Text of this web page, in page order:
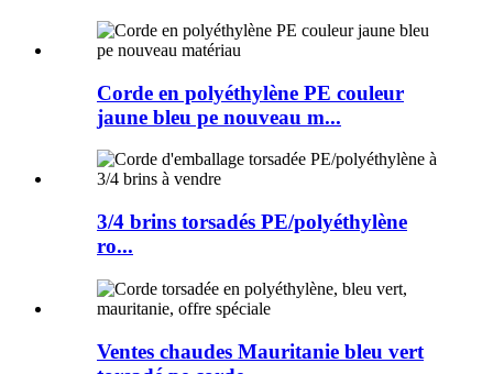
Corde en polyéthylène PE couleur
jaune bleu pe nouveau m...
3/4 brins torsadés PE/polyéthylène
ro...
Ventes chaudes Mauritanie bleu vert